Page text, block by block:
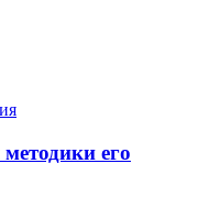
его